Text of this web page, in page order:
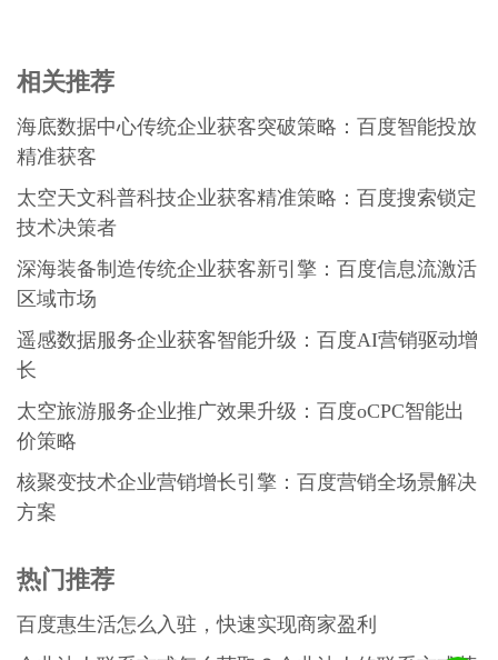
相关推荐
海底数据中心传统企业获客突破策略：百度智能投放
精准获客
太空天文科普科技企业获客精准策略：百度搜索锁定
技术决策者
深海装备制造传统企业获客新引擎：百度信息流激活
区域市场
遥感数据服务企业获客智能升级：百度AI营销驱动增
长
太空旅游服务企业推广效果升级：百度oCPC智能出
价策略
核聚变技术企业营销增长引擎：百度营销全场景解决
方案
热门推荐
百度惠生活怎么入驻，快速实现商家盈利